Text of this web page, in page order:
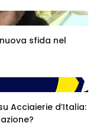
sfida nel
Acciaierie d’Italia: